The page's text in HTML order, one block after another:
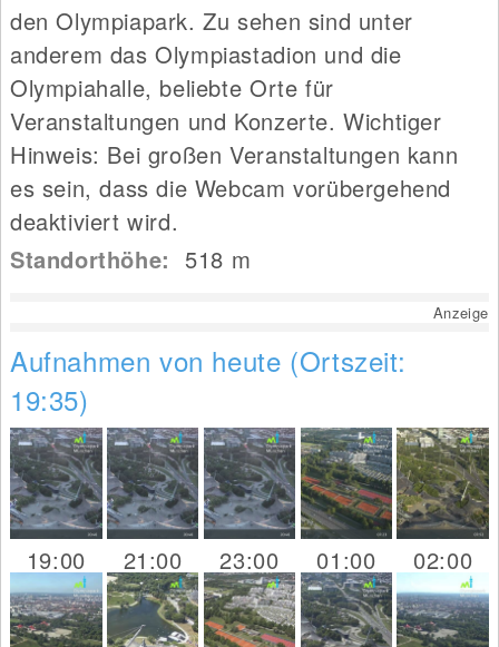
den Olympiapark. Zu sehen sind unter
anderem das Olympiastadion und die
Olympiahalle, beliebte Orte für
Veranstaltungen und Konzerte. Wichtiger
Hinweis: Bei großen Veranstaltungen kann
es sein, dass die Webcam vorübergehend
deaktiviert wird.
Standorthöhe: 518 m
Anzeige
Aufnahmen von heute (Ortszeit:
19:35)
19:00 21:00 23:00 01:00 02:00